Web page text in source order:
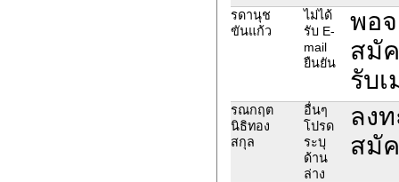
รดานุช
ขันแก้ว
ไม่ได้
รับ E-
mail
ยืนยัน
พอ
สมั
รับ
รณกฤต
นิธิทอง
สกุล
อื่นๆ
โปรด
ระบุ
ด้าน
ล่าง
ลง
สมั